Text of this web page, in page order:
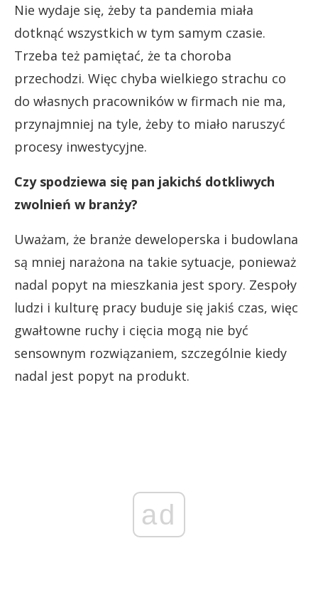
Nie wydaje się, żeby ta pandemia miała
dotknąć wszystkich w tym samym czasie.
Trzeba też pamiętać, że ta choroba
przechodzi. Więc chyba wielkiego strachu co
do własnych pracowników w firmach nie ma,
przynajmniej na tyle, żeby to miało naruszyć
procesy inwestycyjne.
Czy spodziewa się pan jakichś dotkliwych
zwolnień w branży?
Uważam, że branże deweloperska i budowlana
są mniej narażona na takie sytuacje, ponieważ
nadal popyt na mieszkania jest spory. Zespoły
ludzi i kulturę pracy buduje się jakiś czas, więc
gwałtowne ruchy i cięcia mogą nie być
sensownym rozwiązaniem, szczególnie kiedy
nadal jest popyt na produkt.
ad